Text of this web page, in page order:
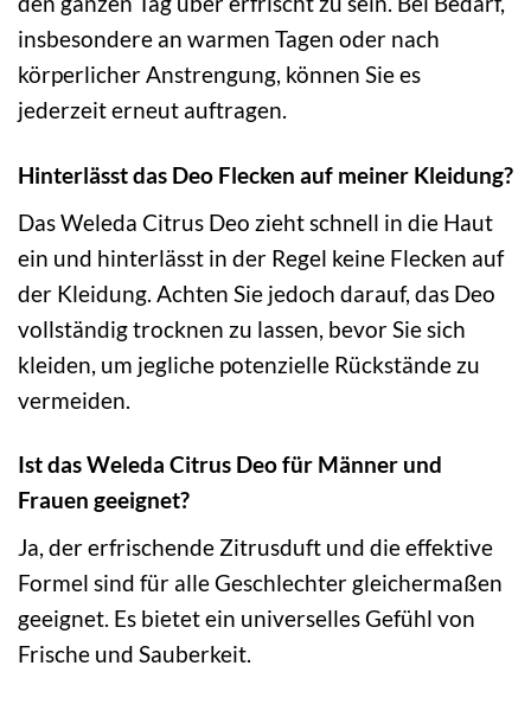
insbesondere an warmen Tagen oder nach
körperlicher Anstrengung, können Sie es
jederzeit erneut auftragen.
Hinterlässt das Deo Flecken auf meiner Kleidung?
Das Weleda Citrus Deo zieht schnell in die Haut
ein und hinterlässt in der Regel keine Flecken auf
der Kleidung. Achten Sie jedoch darauf, das Deo
vollständig trocknen zu lassen, bevor Sie sich
kleiden, um jegliche potenzielle Rückstände zu
vermeiden.
Ist das Weleda Citrus Deo für Männer und
Frauen geeignet?
Ja, der erfrischende Zitrusduft und die effektive
Formel sind für alle Geschlechter gleichermaßen
geeignet. Es bietet ein universelles Gefühl von
Frische und Sauberkeit.